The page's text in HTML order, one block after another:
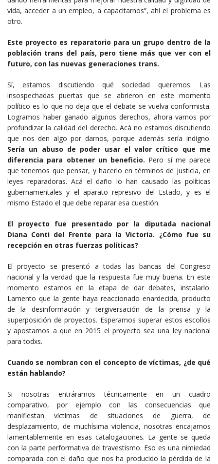
vida, acceder a un empleo, a capacitarnos”, ahí el problema es
otro.
Este proyecto es reparatorio para un grupo dentro de la
población trans del país, pero tiene más que ver con el
futuro, con las nuevas generaciones trans.
Sí, estamos discutiendo qué sociedad queremos. Las
insospechadas puertas que se abrieron en este momento
político es lo que no deja que el debate se vuelva conformista.
Logramos haber ganado algunos derechos, ahora vamos por
profundizar la calidad del derecho. Acá no estamos discutiendo
que nos den algo por darnos, porque además sería indigno.
Sería un abuso de poder usar el valor crítico que me
diferencia para obtener un beneficio. Pero sí me parece
que tenemos que pensar, y hacerlo en términos de justicia, en
leyes reparadoras. Acá el daño lo han causado las políticas
gubernamentales y el aparato represivo del Estado, y es el
mismo Estado el que debe reparar esa cuestión.
El proyecto fue presentado por la diputada nacional
Diana Conti del Frente para la Victoria. ¿Cómo fue su
recepción en otras fuerzas políticas?
El proyecto se presentó a todas las bancas del Congreso
nacional y la verdad que la respuesta fue muy buena. En este
momento estamos en la etapa de dar debates, instalarlo.
Lamento que la gente haya reaccionado enardecida, producto
de la desinformación y tergiversación de la prensa y la
superposición de proyectos. Esperamos superar estos escollos
y apostamos a que en 2015 el proyecto sea una ley nacional
para todxs.
Cuando se nombran con el concepto de víctimas, ¿de qué
están hablando?
Si nosotras entráramos técnicamente en un cuadro
comparativo, por ejemplo con las consecuencias que
manifiestan víctimas de situaciones de guerra, de
desplazamiento, de muchísima violencia, nosotras encajamos
lamentablemente en esas catalogaciones. La gente se queda
con la parte performativa del travestismo. Eso es una nimiedad
comparada con el daño que nos ha producido la pérdida de la